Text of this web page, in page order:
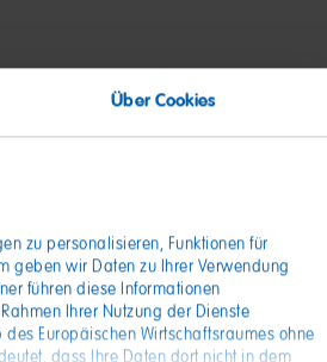
Über Cookies
zu personalisieren, Funktionen für
geben wir Daten zu Ihrer Verwendung
führen diese Informationen
Ihrer Nutzung der Dienste
Europäischen Wirtschaftsraumes ohne
dass Ihre Daten dort nicht in dem